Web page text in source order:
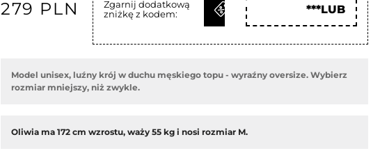
279 PLN
Zgarnij dodatkową
zniżkę z kodem:
ODBIERZ
***LUB
Model unisex, luźny krój w duchu męskiego topu - wyraźny oversize. Wybierz
rozmiar mniejszy, niż zwykle.
Oliwia ma 172 cm wzrostu, waży 55 kg i nosi rozmiar M.